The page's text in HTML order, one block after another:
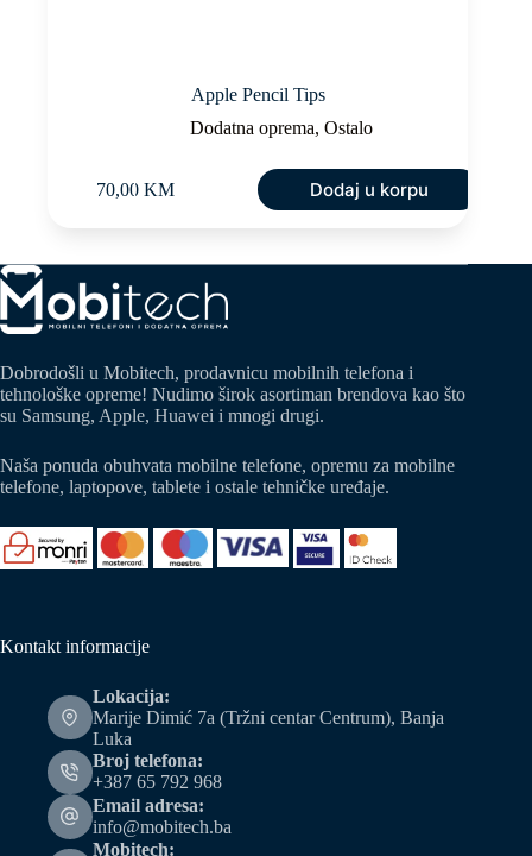
Apple Pencil Tips
Dodatna oprema,Ostalo
70,00 KM Dodaj u korpu
Dobrodošli u Mobitech, prodavnicu mobilnih telefona i
tehnološke opreme! Nudimo širok asortiman brendova kao što
su Samsung, Apple, Huawei i mnogi drugi.
Naša ponuda obuhvata mobilne telefone, opremu za mobilne
telefone, laptopove, tablete i ostale tehničke uređaje.
Kontakt informacije
Lokacija:
Marije Dimić 7a (Tržni centar Centrum), Banja
Luka
Broj telefona:
+387 65 792 968
Email adresa:
info@mobitech.ba
Mobitech: